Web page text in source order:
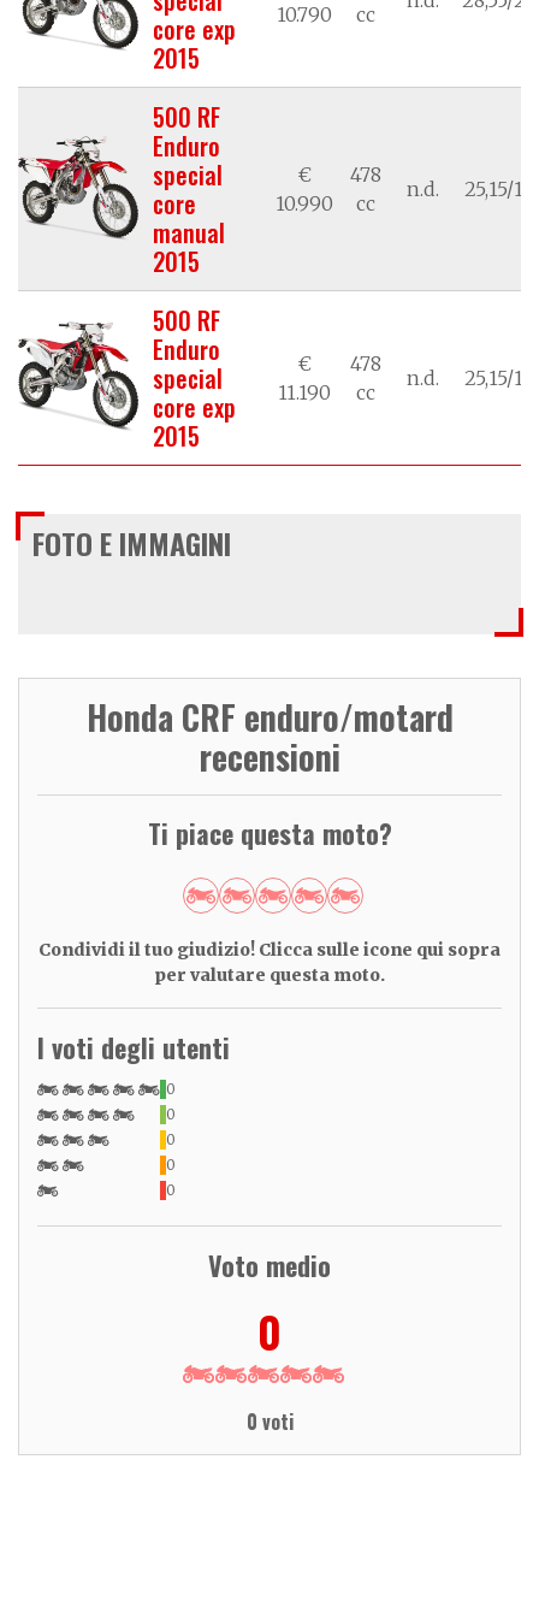
core exp
2015
10.790
cc
500 RF
Enduro
special
core
manual
2015
€
10.990
478
cc
n.d. 25,15/
500 RF
Enduro
special
core exp
2015
€
11.190
478
cc
n.d. 25,15/
FOTO E IMMAGINI
Honda CRF enduro/motard
recensioni
Ti piace questa moto?
Condividi il tuo giudizio! Clicca sulle icone qui sopra
per valutare questa moto.
I voti degli utenti
0
0
0
0
0
Voto medio
0
0 voti